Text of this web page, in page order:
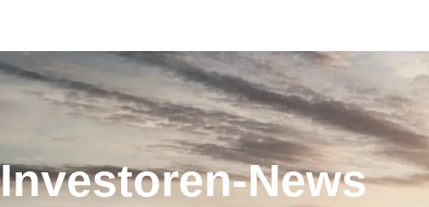
Investoren-News